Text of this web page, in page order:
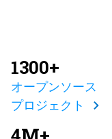
1300+
オープンソース
プロジェクト